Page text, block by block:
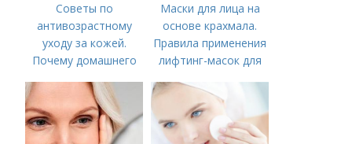
Советы по
антивозрастному
уходу за кожей.
Почему домашнего
Маски для лица на
основе крахмала.
Правила применения
лифтинг-масок для